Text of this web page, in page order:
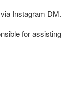
Instagram DM.
for assisting